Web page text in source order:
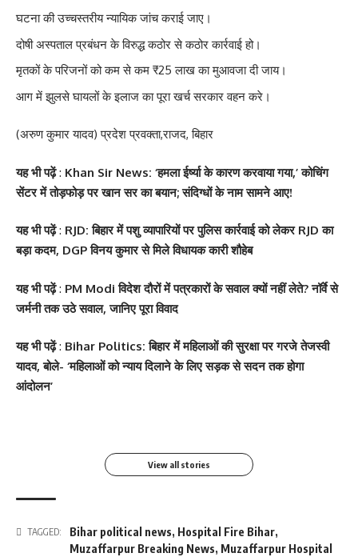
घटना की उच्चस्तरीय न्यायिक जांच कराई जाए।
दोषी अस्पताल प्रबंधन के विरुद्ध कठोर से कठोर कार्रवाई हो।
मृतकों के परिजनों को कम से कम ₹25 लाख का मुआवजा दी जाय।
आग में झुलसे घायलों के इलाज का पूरा खर्च सरकार वहन करे।
(अरुण कुमार यादव) प्रदेश प्रवक्ता,राजद, बिहार
यह भी पढ़ें: Khan Sir News: ‘हमला ईर्ष्या के कारण करवाया गया,’ कोचिंग
सेंटर में तोड़फोड़ पर खान सर का बयान; संदिग्धों के नाम सामने आए!
यह भी पढ़ें: RJD: बिहार में पशु व्यापारियों पर पुलिस कार्रवाई को लेकर RJD का
बड़ा कदम, DGP विनय कुमार से मिले विधायक कारी शौहेब
यह भी पढ़ें: PM Modi विदेश दौरों में पत्रकारों के सवाल क्यों नहीं लेते? नॉर्वे से
जर्मनी तक उठे सवाल, जानिए पूरा विवाद
यह भी पढ़ें: Bihar Politics: बिहार में महिलाओं की सुरक्षा पर गरजे तेजस्वी
यादव, बोले- ‘महिलाओं को न्याय दिलाने के लिए सड़क से सदन तक होगा
आंदोलन’
सोनम कपूर ने शर्ट के बटन
खोलकर बेबी बंप फ्लॉन्ट किया
श्वेता तिवारी ने सोशल मीडिया
पर फिर लगाई आग, फोटो तेजी
Salman Khan की बर्थडे
पार्टी में लगा सितारों का मेला,
श्वेता तिवारी ने सोशल मीडिया
View all stories
TAGGED: Bihar political news, Hospital Fire Bihar,
Muzaffarpur Breaking News, Muzaffarpur Hospital